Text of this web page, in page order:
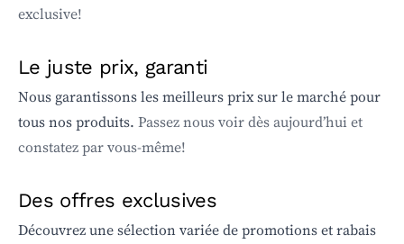
exclusive!
Le juste prix, garanti
Nous garantissons les meilleurs prix sur le marché pour
tous nos produits. Passez nous voir dès aujourd’hui et
constatez par vous-même!
Des offres exclusives
Découvrez une sélection variée de promotions et rabais